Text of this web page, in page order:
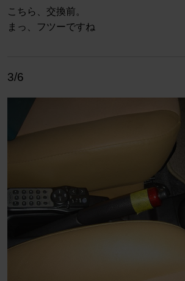
こちら、交換前。
まっ、フツーですね
3/6